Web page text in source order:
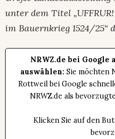
unter dem Titel
im Bauernkrieg 1524/25“
NRWZ.de bei Google
auswählen: Sie möchten
Rottweil bei Google
NRWZ.de als
Klicken Sie auf den